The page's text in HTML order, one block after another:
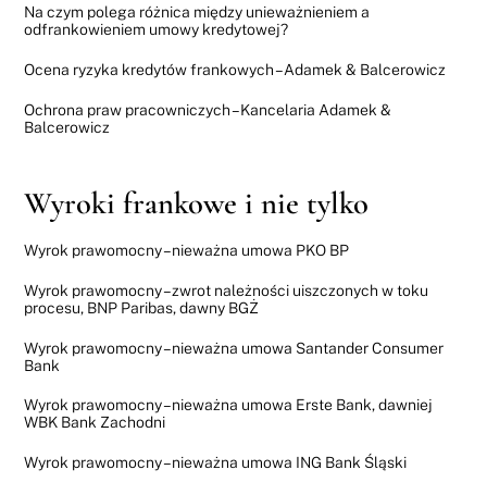
Na czym polega różnica między unieważnieniem a
odfrankowieniem umowy kredytowej?
Ocena ryzyka kredytów frankowych – Adamek & Balcerowicz
Ochrona praw pracowniczych – Kancelaria Adamek &
Balcerowicz
Wyroki frankowe i nie tylko
Wyrok prawomocny – nieważna umowa PKO BP
Wyrok prawomocny – zwrot należności uiszczonych w toku
procesu, BNP Paribas, dawny BGŻ
Wyrok prawomocny – nieważna umowa Santander Consumer
Bank
Wyrok prawomocny – nieważna umowa Erste Bank, dawniej
WBK Bank Zachodni
Wyrok prawomocny – nieważna umowa ING Bank Śląski